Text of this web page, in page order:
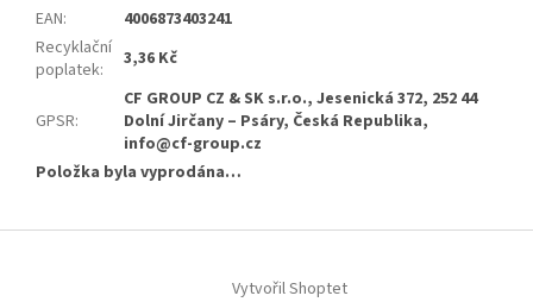
EAN:
4006873403241
Recyklační
poplatek: 3,36 Kč
GPSR:
CF GROUP CZ & SK s.r.o., Jesenická 372, 252 44
Dolní Jirčany – Psáry, Česká Republika,
info@cf-group.cz
Položka byla vyprodána…
Vytvořil Shoptet